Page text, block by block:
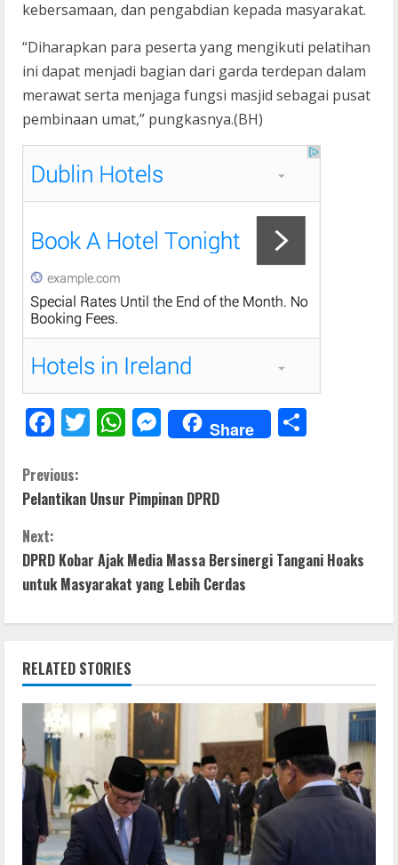
kebersamaan, dan pengabdian kepada masyarakat.
“Diharapkan para peserta yang mengikuti pelatihan
ini dapat menjadi bagian dari garda terdepan dalam
merawat serta menjaga fungsi masjid sebagai pusat
pembinaan umat,” pungkasnya.(BH)
F
e
b
o
k
T
er
W
s
p
p
M
e
e
g
er
Share
C
o
n
t
i
n
u
e
R
e
Previous:
Pelantikan Unsur Pimpinan DPRD
Next:
DPRD Kobar Ajak Media Massa Bersinergi Tangani Hoaks
untuk Masyarakat yang Lebih Cerdas
RELATED STORIES